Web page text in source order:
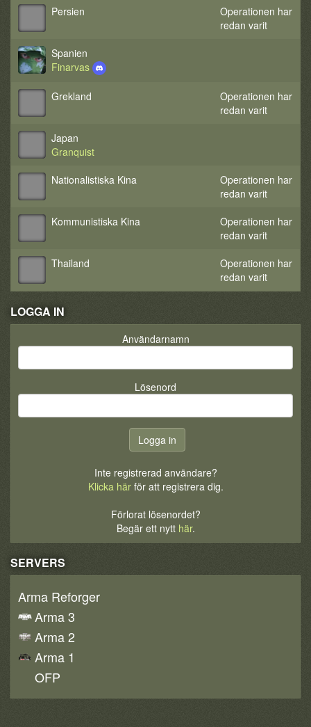
Persien
Operationen har
redan varit
Spanien
Finarvas
Grekland
Operationen har
redan varit
Japan
Granquist
Nationalistiska Kina
Operationen har
redan varit
Kommunistiska Kina
Operationen har
redan varit
Thailand
Operationen har
redan varit
LOGGA IN
Användarnamn
Lösenord
Inte registrerad användare?
Klicka härför att registrera dig.
Förlorat lösenordet?
Begär ett nytt här.
SERVERS
Arma Reforger
Arma 3
Arma 2
Arma 1
OFP